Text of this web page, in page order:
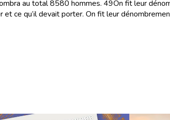
au total 8580 hommes. 49On fit leur
ce qu’il devait porter. On fit leur